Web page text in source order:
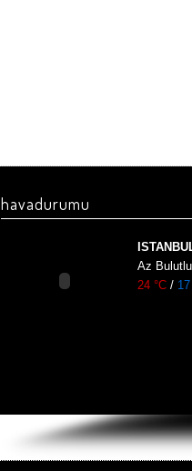
havadurumu
Az Bulutlu
24 °C /